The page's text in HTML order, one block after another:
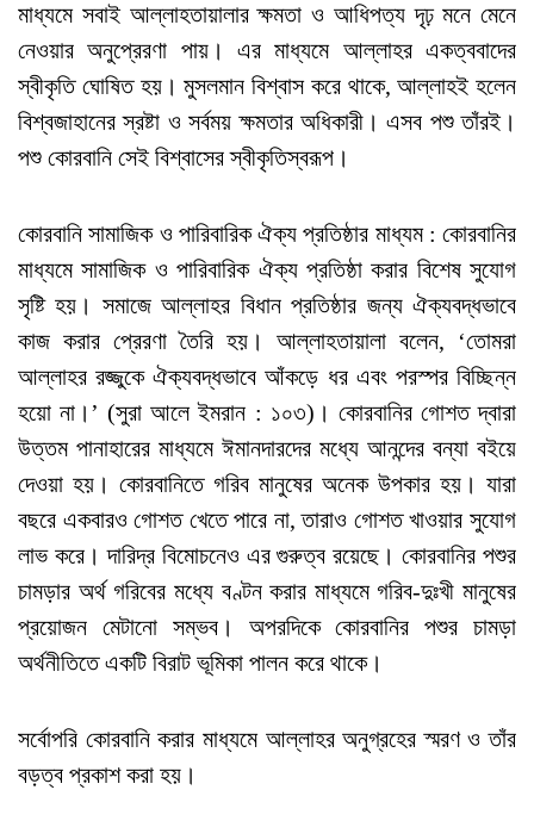
মাধ্যমে সবাই আল্লাহতায়ালার ক্ষমতা ও আধিপত্য দৃঢ় মনে মেনে
নেওয়ার অনুপ্রেরণা পায়। এর মাধ্যমে আল্লাহর একত্ববাদের
স্বীকৃতি ঘোষিত হয়। মুসলমান বিশ্বাস করে থাকে, আল্লাহই হলেন
বিশ্বজাহানের স্রষ্টা ও সর্বময় ক্ষমতার অধিকারী। এসব পশু তাঁরই।
পশু কোরবানি সেই বিশ্বাসের স্বীকৃতিস্বরূপ।
কোরবানি সামাজিক ও পারিবারিক ঐক্য প্রতিষ্ঠার মাধ্যম : কোরবানির
মাধ্যমে সামাজিক ও পারিবারিক ঐক্য প্রতিষ্ঠা করার বিশেষ সুযোগ
সৃষ্টি হয়। সমাজে আল্লাহর বিধান প্রতিষ্ঠার জন্য ঐক্যবদ্ধভাবে
কাজ করার প্রেরণা তৈরি হয়। আল্লাহতায়ালা বলেন, ‘তোমরা
আল্লাহর রজ্জুকে ঐক্যবদ্ধভাবে আঁকড়ে ধর এবং পরস্পর বিচ্ছিন্ন
হয়ো না।’ (সুরা আলে ইমরান : ১০৩)। কোরবানির গোশত দ্বারা
উত্তম পানাহারের মাধ্যমে ঈমানদারদের মধ্যে আনন্দের বন্যা বইয়ে
দেওয়া হয়। কোরবানিতে গরিব মানুষের অনেক উপকার হয়। যারা
বছরে একবারও গোশত খেতে পারে না, তারাও গোশত খাওয়ার সুযোগ
লাভ করে। দারিদ্র বিমোচনেও এর গুরুত্ব রয়েছে। কোরবানির পশুর
চামড়ার অর্থ গরিবের মধ্যে বণ্টন করার মাধ্যমে গরিব-দুঃখী মানুষের
প্রয়োজন মেটানো সম্ভব। অপরদিকে কোরবানির পশুর চামড়া
অর্থনীতিতে একটি বিরাট ভূমিকা পালন করে থাকে।
সর্বোপরি কোরবানি করার মাধ্যমে আল্লাহর অনুগ্রহের স্মরণ ও তাঁর
বড়ত্ব প্রকাশ করা হয়।